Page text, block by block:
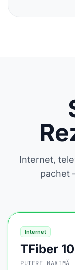
Internet,
pachet
Internet
TFiber
PUTERE MAXIMĂ